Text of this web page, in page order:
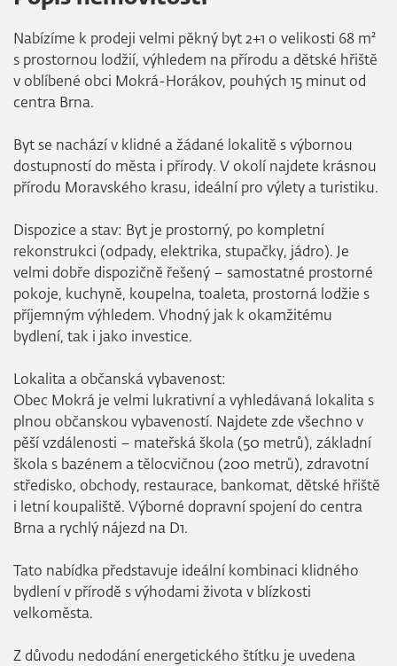
Nabízíme k prodeji velmi pěkný byt 2+1 o velikosti 68 m²
s prostornou lodžií, výhledem na přírodu a dětské hřiště
v oblíbené obci Mokrá-Horákov, pouhých 15 minut od
centra Brna.
Byt se nachází v klidné a žádané lokalitě s výbornou
dostupností do města i přírody. V okolí najdete krásnou
přírodu Moravského krasu, ideální pro výlety a turistiku.
Dispozice a stav: Byt je prostorný, po kompletní
rekonstrukci (odpady, elektrika, stupačky, jádro). Je
velmi dobře dispozičně řešený – samostatné prostorné
pokoje, kuchyně, koupelna, toaleta, prostorná lodžie s
příjemným výhledem. Vhodný jak k okamžitému
bydlení, tak i jako investice.
Lokalita a občanská vybavenost:
Obec Mokrá je velmi lukrativní a vyhledávaná lokalita s
plnou občanskou vybaveností. Najdete zde všechno v
pěší vzdálenosti – mateřská škola (50 metrů), základní
škola s bazénem a tělocvičnou (200 metrů), zdravotní
středisko, obchody, restaurace, bankomat, dětské hřiště
i letní koupaliště. Výborné dopravní spojení do centra
Brna a rychlý nájezd na D1.
Tato nabídka představuje ideální kombinaci klidného
bydlení v přírodě s výhodami života v blízkosti
velkoměsta.
Z důvodu nedodání energetického štítku je uvedena